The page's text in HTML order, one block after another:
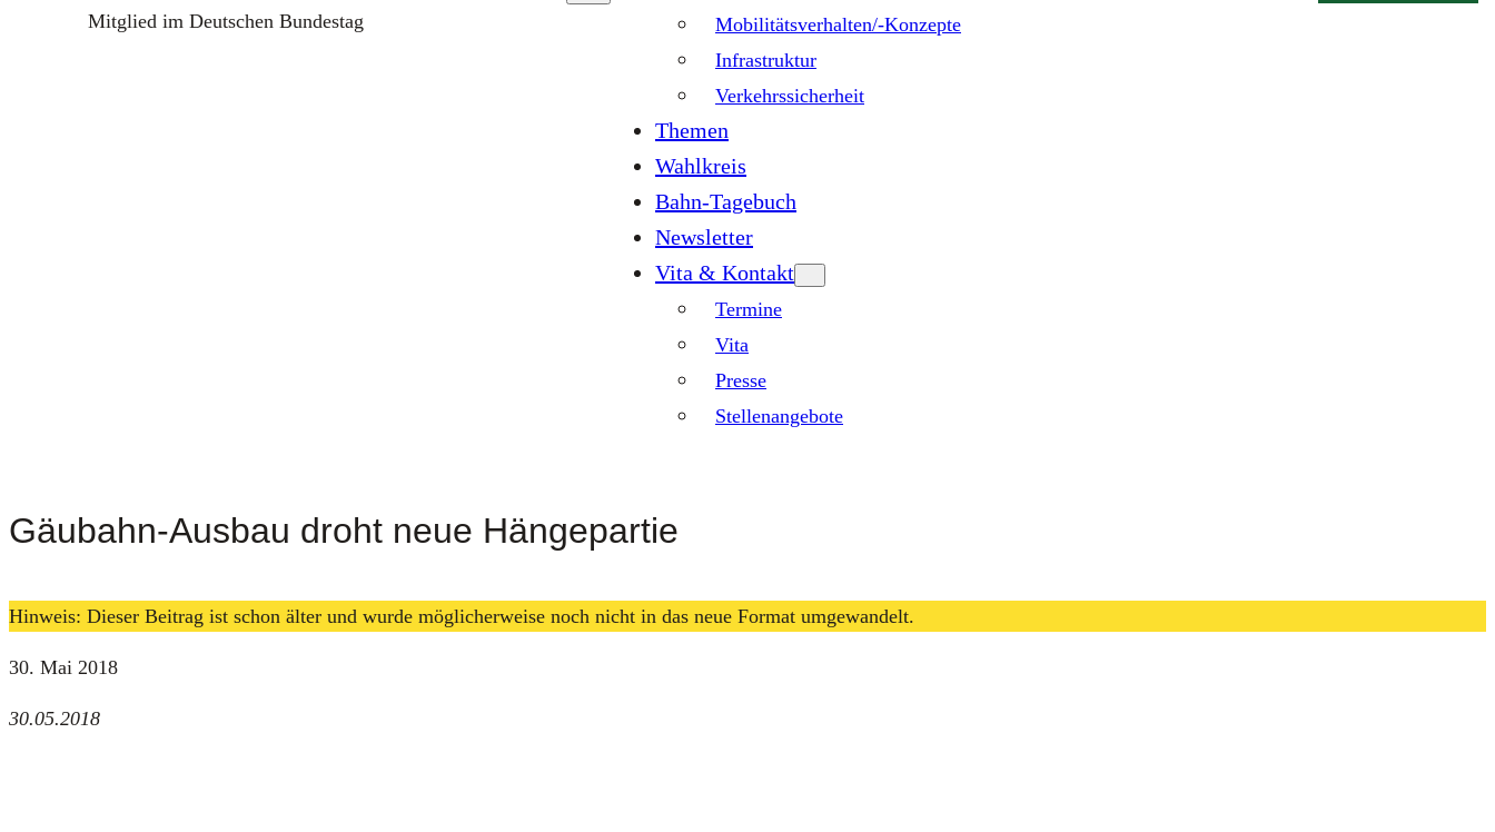
Mitglied im Deutschen Bundestag
Mobilitätsverhalten/-Konzepte
Infrastruktur
Verkehrssicherheit
Themen
Wahlkreis
Bahn-Tagebuch
Newsletter
Vita & Kontakt
Termine
Vita
Presse
Stellenangebote
Gäubahn-Ausbau droht neue Hängepartie
Hinweis: Dieser Beitrag ist schon älter und wurde möglicherweise noch nicht in das neue Format umgewandelt.
30. Mai 2018
30.05.2018